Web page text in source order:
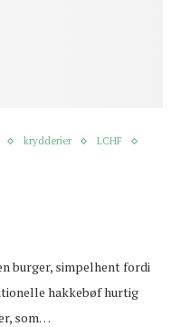
krydderier
LCHF
burger, simpelhent fordi
hakkebøf hurtig
som…